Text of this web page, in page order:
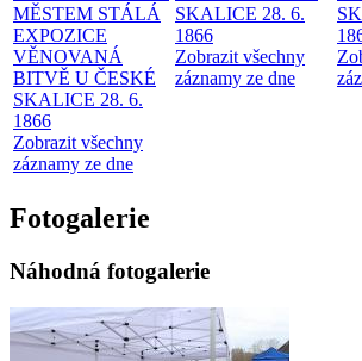
MĚSTEM STÁLÁ
EXPOZICE
VĚNOVANÁ
BITVĚ U ČESKÉ
SKALICE 28. 6.
1866
Zobrazit všechny
záznamy ze dne
SKALICE 28. 6.
1866
Zobrazit všechny
záznamy ze dne
Fotogalerie
Náhodná fotogalerie